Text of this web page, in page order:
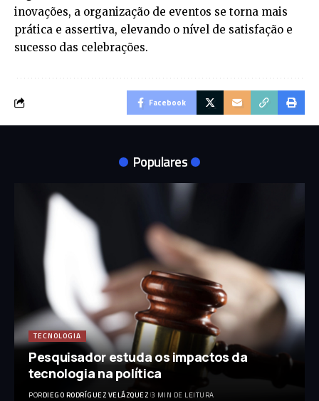
inovações, a organização de eventos se torna mais
prática e assertiva, elevando o nível de satisfação e
sucesso das celebrações.
Facebook
Populares
TECNOLOGIA
Pesquisador estuda os impactos da
tecnologia na política
PORDIEGO RODRÍGUEZ VELÁZQUEZ 3 MIN DE LEITURA